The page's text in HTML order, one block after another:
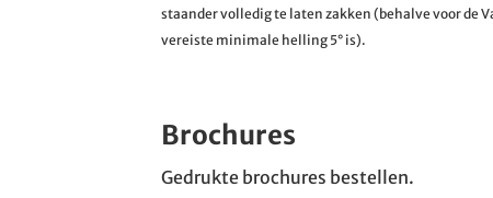
staander volledig te laten zakken (behalve voor de
vereiste minimale helling 5° is).
Brochures
Gedrukte brochures bestellen.